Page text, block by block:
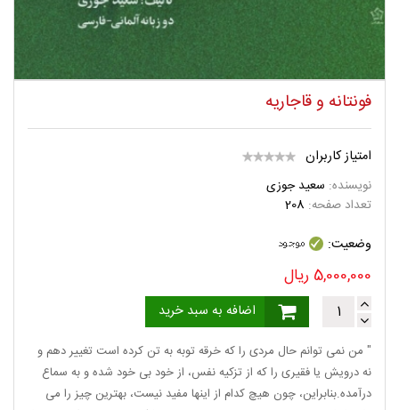
فونتانه و قاجاریه
امتیاز کاربران
نویسنده: سعید جوزی
تعداد صفحه: 208
وضعیت:
5,000,000 ریال
اضافه به سبد خرید
" من نمی توانم حال مردی را که خرقه توبه به تن کرده است تغییر دهم و
نه درویش یا فقیری را که از تزکیه نفس، از خود بی خود شده و به سماع
درآمده.بنابراین، چون هیچ کدام از اینها مفید نیست، بهترین چیز را می